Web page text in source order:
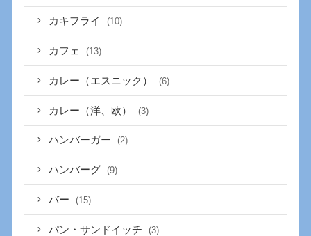
カキフライ (10)
カフェ (13)
カレー（エスニック） (6)
カレー（洋、欧） (3)
ハンバーガー (2)
ハンバーグ (9)
バー (15)
パン・サンドイッチ (3)